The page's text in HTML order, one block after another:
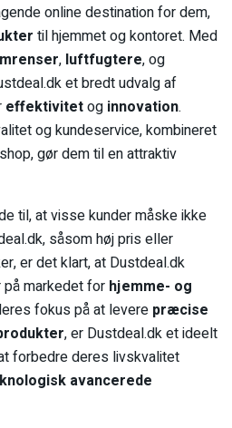
online destination for dem,
til hjemmet og kontoret. Med
, luftfugtere, og
et bredt udvalg af
effektivitetog innovation.
og kundeservice, kombineret
gør dem til en attraktiv
til, at visse kunder måske ikke
såsom høj pris eller
er det klart, at Dustdeal.dk
markedet for hjemme- og
fokus på at levere præcise
, er Dustdeal.dk et ideelt
forbedre deres livskvalitet
avancerede